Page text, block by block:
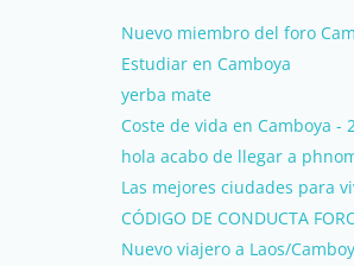
Nuevo miembro del foro
Estudiar en Camboya
yerba mate
Coste de vida en Camboya -
hola acabo de llegar a
Las mejores ciudades para
CÓDIGO DE CONDUCTA
Nuevo viajero a Laos/